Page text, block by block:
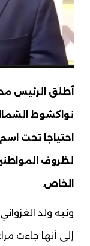
أطلق الرئيس
نواكشوط
احتياجا تحت
لظروف
الخاص.
ونبه ولد
إلى أنها جاءت